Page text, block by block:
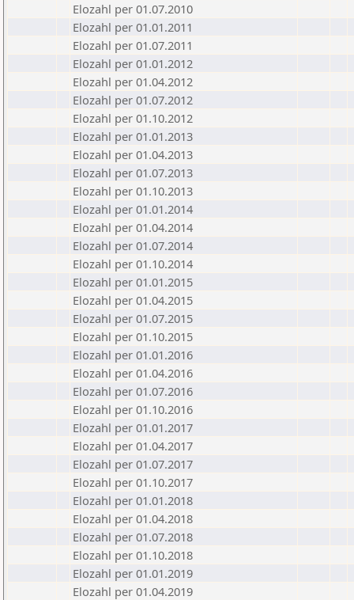
Elozahl per 01.07.2010
Elozahl per 01.01.2011
Elozahl per 01.07.2011
Elozahl per 01.01.2012
Elozahl per 01.04.2012
Elozahl per 01.07.2012
Elozahl per 01.10.2012
Elozahl per 01.01.2013
Elozahl per 01.04.2013
Elozahl per 01.07.2013
Elozahl per 01.10.2013
Elozahl per 01.01.2014
Elozahl per 01.04.2014
Elozahl per 01.07.2014
Elozahl per 01.10.2014
Elozahl per 01.01.2015
Elozahl per 01.04.2015
Elozahl per 01.07.2015
Elozahl per 01.10.2015
Elozahl per 01.01.2016
Elozahl per 01.04.2016
Elozahl per 01.07.2016
Elozahl per 01.10.2016
Elozahl per 01.01.2017
Elozahl per 01.04.2017
Elozahl per 01.07.2017
Elozahl per 01.10.2017
Elozahl per 01.01.2018
Elozahl per 01.04.2018
Elozahl per 01.07.2018
Elozahl per 01.10.2018
Elozahl per 01.01.2019
Elozahl per 01.04.2019